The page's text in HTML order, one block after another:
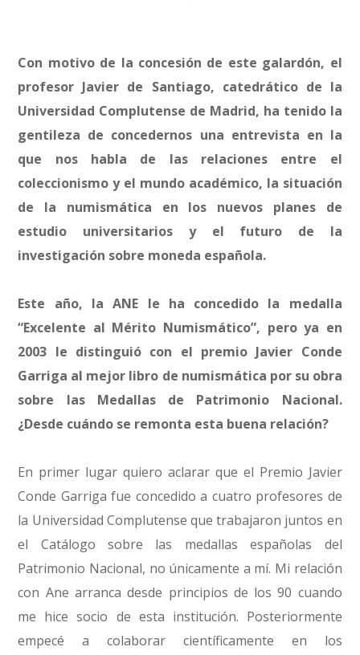
Con motivo de la concesión de este galardón, el
profesor Javier de Santiago, catedrático de la
Universidad Complutense de Madrid, ha tenido la
gentileza de concedernos una entrevista en la
que nos habla de las relaciones entre el
coleccionismo y el mundo académico, la situación
de la numismática en los nuevos planes de
estudio universitarios y el futuro de la
investigación sobre moneda española.
Este año, la ANE le ha concedido la medalla
“Excelente al Mérito Numismático”, pero ya en
2003 le distinguió con el premio Javier Conde
Garriga al mejor libro de numismática por su obra
sobre las Medallas de Patrimonio Nacional.
¿Desde cuándo se remonta esta buena relación?
En primer lugar quiero aclarar que el Premio Javier
Conde Garriga fue concedido a cuatro profesores de
la Universidad Complutense que trabajaron juntos en
el Catálogo sobre las medallas españolas del
Patrimonio Nacional, no únicamente a mí. Mi relación
con Ane arranca desde principios de los 90 cuando
me hice socio de esta institución. Posteriormente
empecé a colaborar científicamente en los